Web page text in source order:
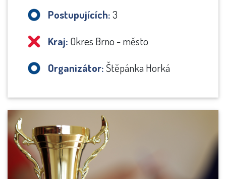
Postupujících:3
Kraj: Okres Brno - město
Organizátor:Štěpánka Horká